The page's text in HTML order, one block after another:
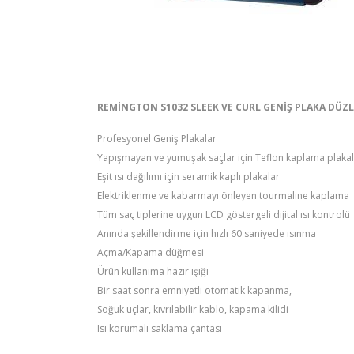
REMINGTON S1032 SLEEK VE CURL GENIŞ PLAKA
Profesyonel Geniş Plakalar
Yapışmayan ve yumuşak saçlar için Teflon kaplama
Eşit ısı dağılımı için seramik kaplı plakalar
Elektriklenme ve kabarmayı önleyen tourmaline kaplama
Tüm saç tiplerine uygun LCD göstergeli dijital ısı kontrolü
Anında şekillendirme için hızlı 60 saniyede ısınma
Açma/Kapama düğmesi
Ürün kullanıma hazır ışığı
Bir saat sonra emniyetli otomatik kapanma,
Soğuk uçlar, kıvrılabilir kablo, kapama kilidi
Isı korumalı saklama çantası